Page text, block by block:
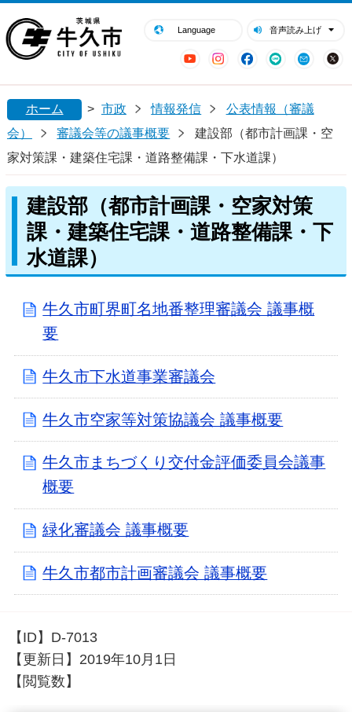
Language 音声読み上げ
YouTubeInstagram
Facebook
LINE Mail
閉じる
ホーム > 市政 情報発信
公表情報（審議
会）
審議会等の議事概要
建設部（都市計画課・空
家対策課・建築住宅課・道路整備課・下水道課）
建設部（都市計画課・空家対策
課・建築住宅課・道路整備課・下
水道課）
牛久市町界町名地番整理審議会 議事概
要
牛久市下水道事業審議会
牛久市空家等対策協議会 議事概要
牛久市まちづくり交付金評価委員会議事
概要
緑化審議会 議事概要
牛久市都市計画審議会 議事概要
【ID】 D-7013
【更新日】 2019年10月1日
【閲覧数】